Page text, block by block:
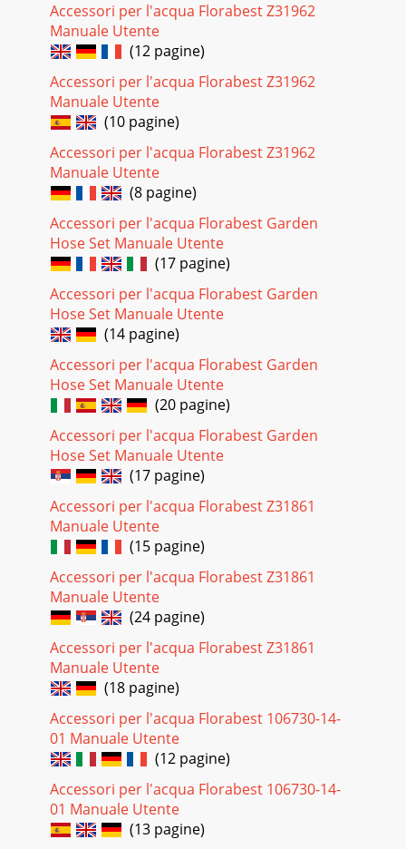
Accessori per l'acqua Florabest Z31962
Manuale Utente
(12 pagine)
Accessori per l'acqua Florabest Z31962
Manuale Utente
(10 pagine)
Accessori per l'acqua Florabest Z31962
Manuale Utente
(8 pagine)
Accessori per l'acqua Florabest Garden
Hose Set Manuale Utente
(17 pagine)
Accessori per l'acqua Florabest Garden
Hose Set Manuale Utente
(14 pagine)
Accessori per l'acqua Florabest Garden
Hose Set Manuale Utente
(20 pagine)
Accessori per l'acqua Florabest Garden
Hose Set Manuale Utente
(17 pagine)
Accessori per l'acqua Florabest Z31861
Manuale Utente
(15 pagine)
Accessori per l'acqua Florabest Z31861
Manuale Utente
(24 pagine)
Accessori per l'acqua Florabest Z31861
Manuale Utente
(18 pagine)
Accessori per l'acqua Florabest 106730-14-
01 Manuale Utente
(12 pagine)
Accessori per l'acqua Florabest 106730-14-
01 Manuale Utente
(13 pagine)